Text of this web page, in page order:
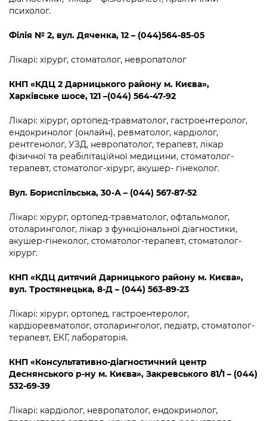
психолог.
Філія № 2, вул. Дяченка, 12 – (044)564-85-05
Лікарі: хірург, стоматолог, невропатолог
КНП «КДЦ 2 Дарницького району м. Києва»,
Харківське шосе, 121 –(044) 564-47-92
Лікарі: хірург, ортопед-травматолог, гастроентеролог,
ендокринолог (онлайн), ревматолог, кардіолог,
рентгенолог, УЗД, невропатолог, терапевт, лікар
фізичної та реабілітаційної медицини, стоматолог-
терапевт, стоматолог-хірург, акушер- гінеколог.
Вул. Бориспільська, 30-А – (044) 567-87-52
Лікарі: хірург, ортопед-травматолог, офтальмолог,
отоларинголог, лікар з функціональної діагностики,
акушер-гінеколог, стоматолог-терапевт, стоматолог-
хірург.
КНП «КДЦ дитячий Дарницького району м. Києва»,
вул. Тростянецька, 8-Д – (044) 563-89-23
Лікарі: хірург, ортопед, гастроентеролог,
кардіоревматолог, отоларинголог, педіатр, стоматолог-
терапевт, ЕКГ, лабораторія.
КНП «Консультативно-діагностичний центр
Деснянського р-ну м. Києва», Закревського 81/1 – (044)
532-69-39
Лікарі: кардіолог, невропатолог, ендокринолог,